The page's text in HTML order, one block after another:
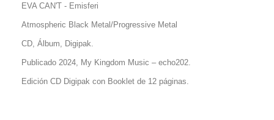
EVA CAN'T - Emisferi
Atmospheric Black Metal/Progressive Metal
CD, Álbum, Digipak.
Publicado 2024, My Kingdom Music – echo202.
Edición CD Digipak con Booklet de 12 páginas.